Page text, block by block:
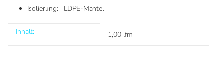
Isolierung: LDPE-Mantel
Produkteigenschaft
Wert
Inhalt: 1,00 lfm